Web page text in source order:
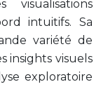
intuitifs. Sa
variété de
insights visuels
exploratoire